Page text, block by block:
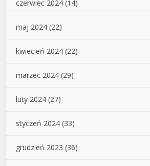
czerwiec 2024 (14)
maj 2024 (22)
kwiecień 2024 (22)
marzec 2024 (29)
luty 2024 (27)
styczeń 2024 (33)
grudzień 2023 (36)